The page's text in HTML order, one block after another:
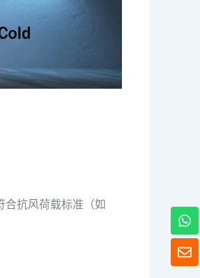
合抗风荷载标准（如
信
封
W
h
a
t
s